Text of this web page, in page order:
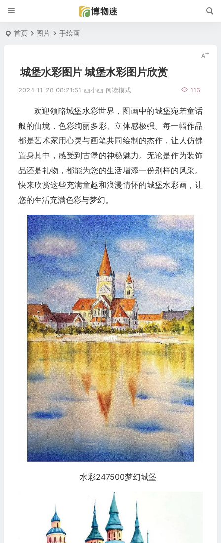
首页 图片 手绘画
城堡水彩图片 城堡水彩图片欣赏
2024-11-28 08:21:51 画小画 116
阅读模式
欢迎领略城堡水彩世界，图画中的城堡宛若童话
般的仙境，色彩绚丽多彩、立体感极强。每一幅作品
都是艺术家用心灵与画笔共同绘制的杰作，让人仿佛
置身其中，感受到古堡的神秘魅力。无论是作为装饰
品还是礼物，都能为您的生活增添一份别样的风采。
快来欣赏这些充满童趣和浪漫情怀的城堡水彩画，让
您的生活充满色彩与梦幻。
水彩247500梦幻城堡